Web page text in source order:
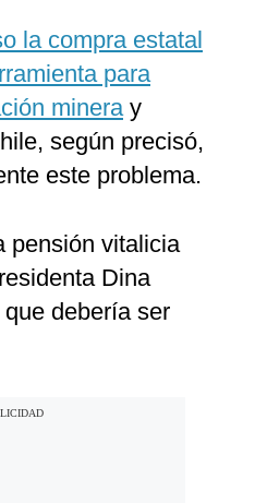
la compra estatal
para
mineray
según precisó,
este problema.
pensión vitalicia
Dina
debería ser